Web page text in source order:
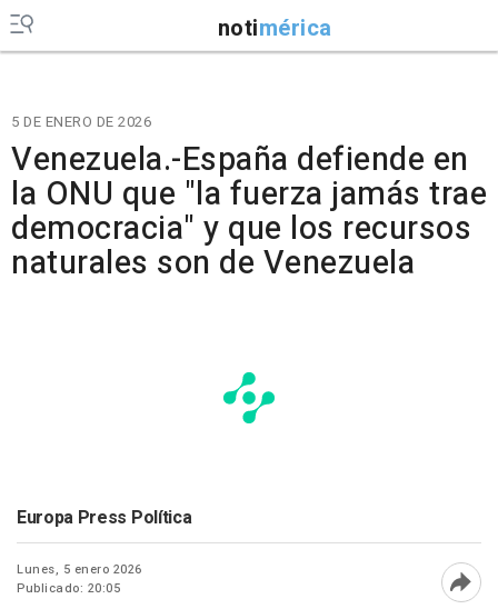
notimérica
5 DE ENERO DE 2026
Venezuela.-España defiende en
la ONU que "la fuerza jamás trae
democracia" y que los recursos
naturales son de Venezuela
Europa Press Política
Lunes, 5 enero 2026
Publicado: 20:05